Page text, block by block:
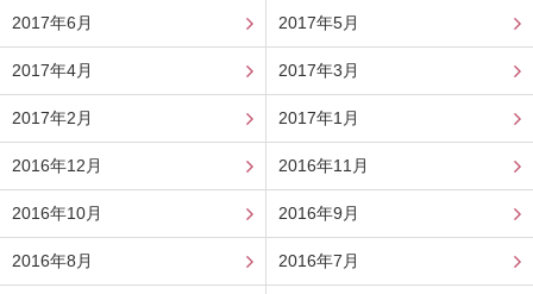
2017年6月 2017年5月
2017年4月 2017年3月
2017年2月 2017年1月
2016年12月 2016年11月
2016年10月 2016年9月
2016年8月 2016年7月